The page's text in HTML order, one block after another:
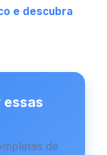
e descubra
essas
de